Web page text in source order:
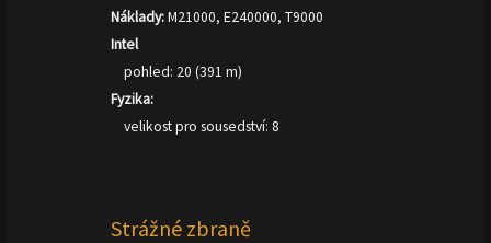
Náklady:M21000, E240000, T9000
Intel
pohled: 20 (391 m)
Fyzika:
velikost pro sousedství: 8
Strážné zbraně